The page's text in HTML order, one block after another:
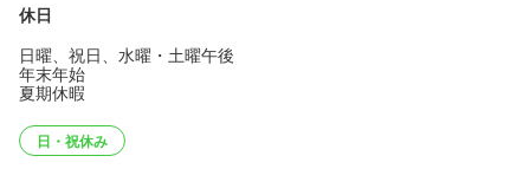
休日
日曜、祝日、水曜・土曜午後
年末年始
夏期休暇
日・祝休み